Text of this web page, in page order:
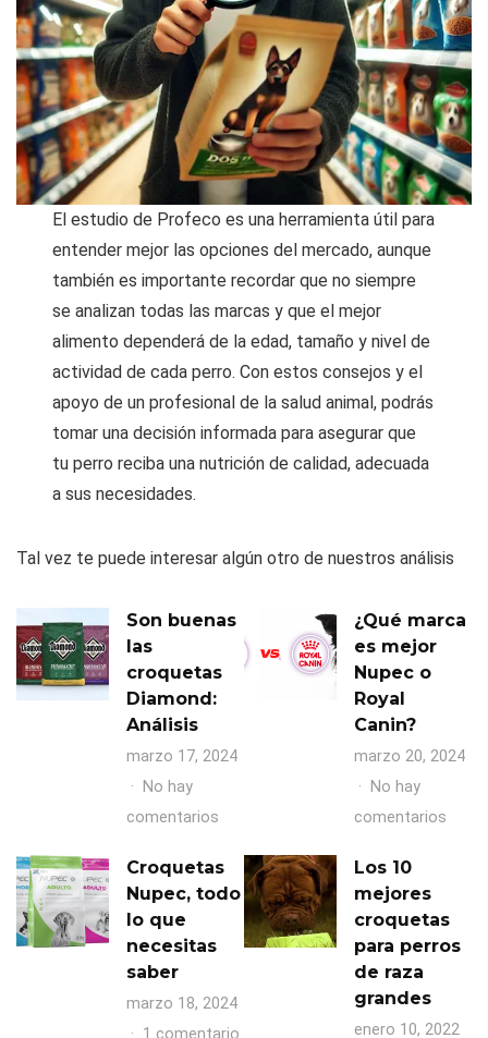
El estudio de Profeco es una herramienta útil para
entender mejor las opciones del mercado, aunque
también es importante recordar que no siempre
se analizan todas las marcas y que el mejor
alimento dependerá de la edad, tamaño y nivel de
actividad de cada perro. Con estos consejos y el
apoyo de un profesional de la salud animal, podrás
tomar una decisión informada para asegurar que
tu perro reciba una nutrición de calidad, adecuada
a sus necesidades.
Tal vez te puede interesar algún otro de nuestros análisis
Son buenas
las
croquetas
Diamond:
Análisis
marzo 17, 2024
No hay
comentarios
buenas
croquetas
Análisis
¿Qué marca
es mejor
Nupec o
Royal
Canin?
marzo 20, 2024
No hay
comentarios
mejor
Royal
Croquetas
Nupec, todo
lo que
necesitas
saber
marzo 18, 2024
1 comentario
Los 10
mejores
croquetas
para perros
de raza
grandes
enero 10, 2022